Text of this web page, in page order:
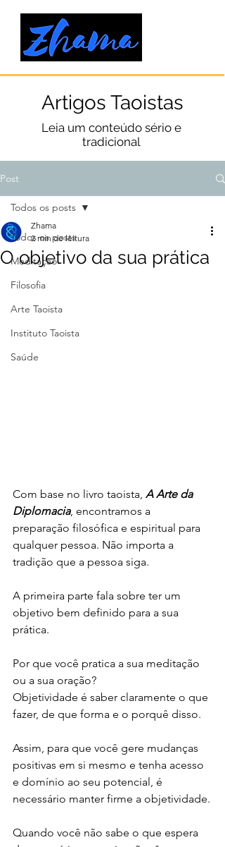
Artigos Taoistas
Leia um conteúdo sério e
tradicional
Post
Todos os posts
Meditação
Filosofia
Arte Taoista
Instituto Taoista
Saúde
Todos os posts
O objetivo da sua prática
Zhama
2 min de leitura
Com base no livro taoista, A Arte da
Diplomacia, encontramos a
preparação filosófica e espiritual para
qualquer pessoa. Não importa a
tradição que a pessoa siga.
A primeira parte fala sobre ter um
objetivo bem definido para a sua
prática.
Por que você pratica a sua meditação
ou a sua oração?
Objetividade é saber claramente o que
fazer, de que forma e o porquê disso.
Assim, para que você gere mudanças
positivas em si mesmo e tenha acesso
e domínio ao seu potencial, é
necessário manter firme a objetividade.
Quando você não sabe o que espera